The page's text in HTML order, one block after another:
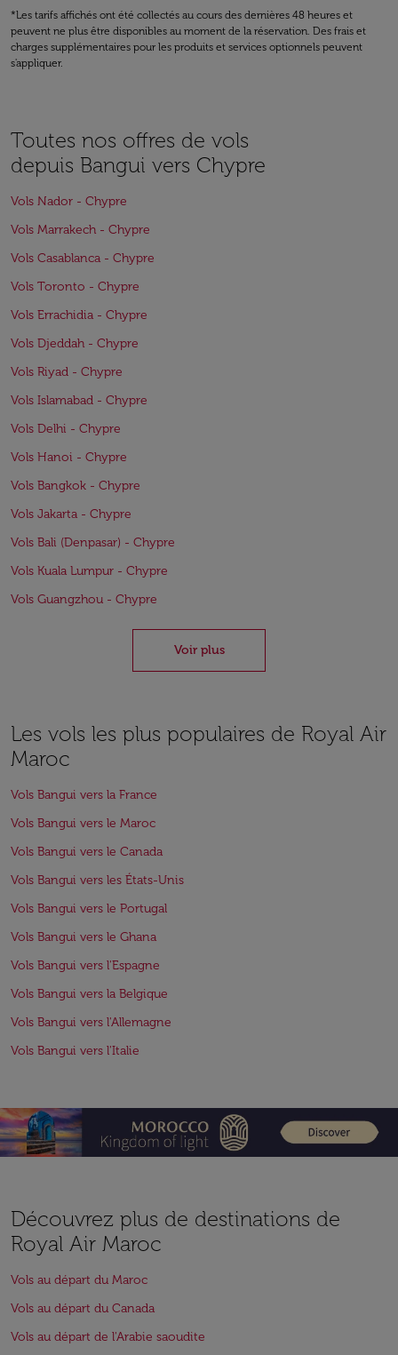
*Les tarifs affichés ont été collectés au cours des dernières 48 heures et
peuvent ne plus être disponibles au moment de la réservation. Des frais et
charges supplémentaires pour les produits et services optionnels peuvent
s'appliquer.
Toutes nos offres de vols
depuis Bangui vers Chypre
Vols Nador - Chypre
Vols Marrakech - Chypre
Vols Casablanca - Chypre
Vols Toronto - Chypre
Vols Errachidia - Chypre
Vols Djeddah - Chypre
Vols Riyad - Chypre
Vols Islamabad - Chypre
Vols Delhi - Chypre
Vols Hanoi - Chypre
Vols Bangkok - Chypre
Vols Jakarta - Chypre
Vols Bali (Denpasar) - Chypre
Vols Kuala Lumpur - Chypre
Vols Guangzhou - Chypre
Voir plus
Les vols les plus populaires de Royal Air
Maroc
Vols Bangui vers la France
Vols Bangui vers le Maroc
Vols Bangui vers le Canada
Vols Bangui vers les États-Unis
Vols Bangui vers le Portugal
Vols Bangui vers le Ghana
Vols Bangui vers l'Espagne
Vols Bangui vers la Belgique
Vols Bangui vers l'Allemagne
Vols Bangui vers l'Italie
Découvrez plus de destinations de
Royal Air Maroc
Vols au départ du Maroc
Vols au départ du Canada
Vols au départ de l'Arabie saoudite